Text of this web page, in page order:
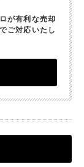
が有利な売却
ご対応いたし